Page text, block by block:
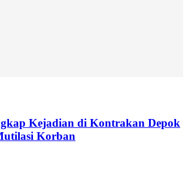
Kejadian di Kontrakan Depok
Korban